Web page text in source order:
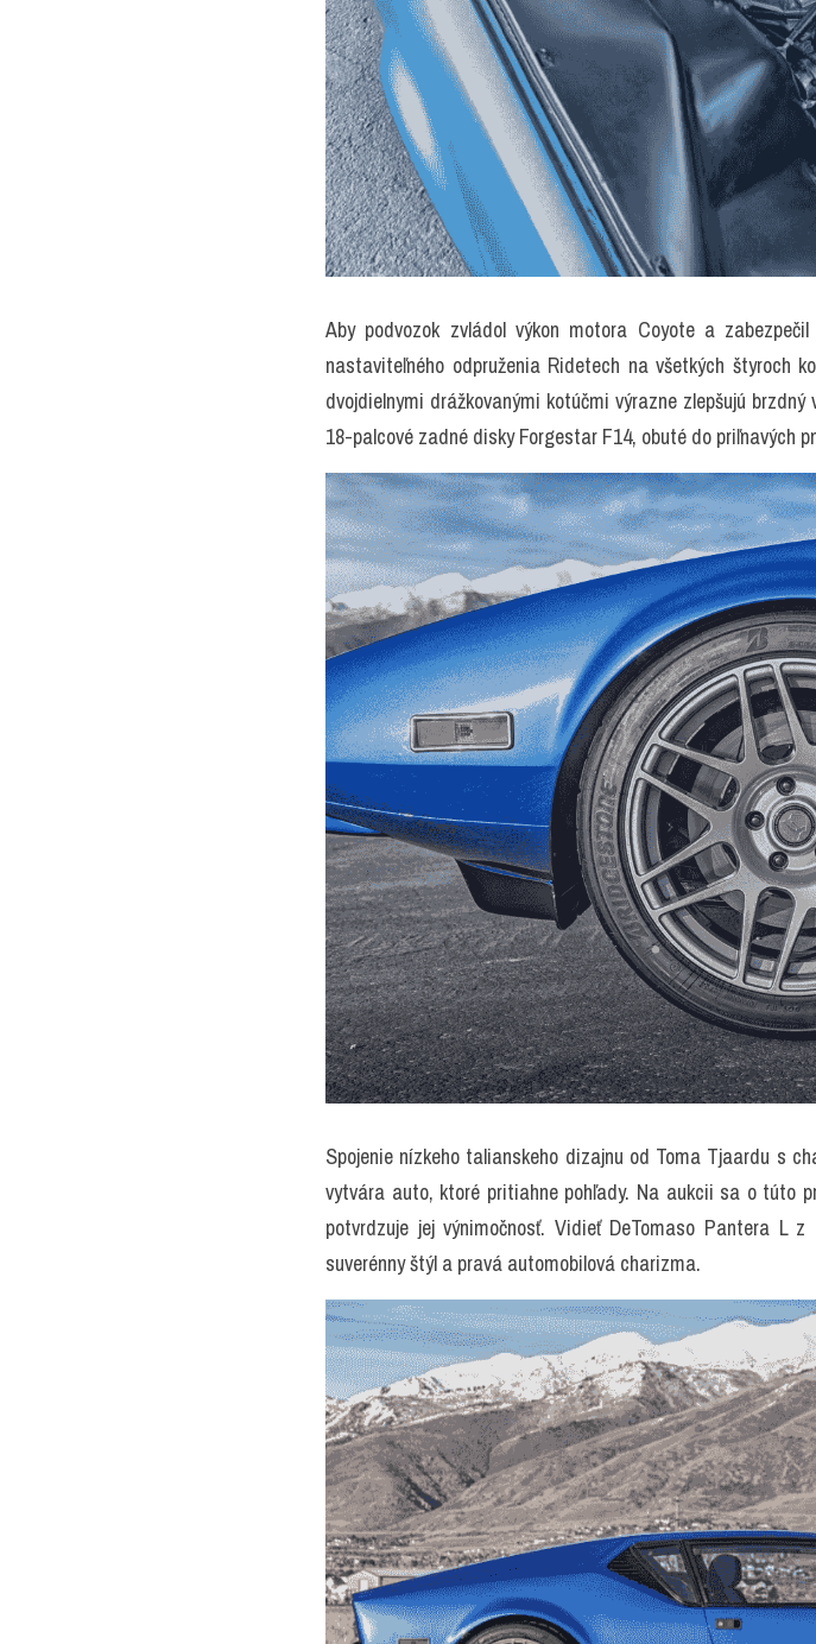
Aby podvozok zvládol výkon motora Coyote a
nastaviteľného odpruženia Ridetech na všetkých štyroch
dvojdielnymi drážkovanými kotúčmi výrazne zlepšujú
18-palcové zadné disky Forgestar F14, obuté do priľnavých
Spojenie nízkeho talianskeho dizajnu od Toma Tjaardu s
vytvára auto, ktoré pritiahne pohľady. Na aukcii sa o túto
potvrdzuje jej výnimočnosť. Vidieť DeTomaso Pantera
suverénny štýl a pravá automobilová charizma.